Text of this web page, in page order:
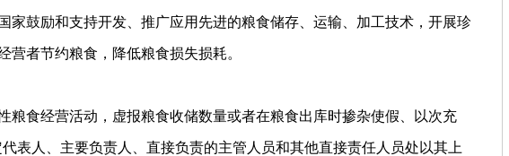
鼓励和支持开发、推广应用先进的粮食储存、运输、加工技术，开展珍
者节约粮食，降低粮食损失损耗。
食经营活动，虚报粮食收储数量或者在粮食出库时掺杂使假、以次充
表人、主要负责人、直接负责的主管人员和其他直接责任人员处以其上